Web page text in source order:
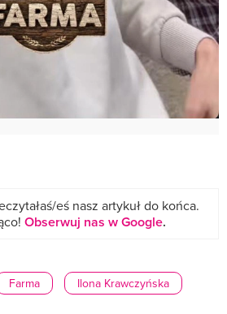
eś nasz artykuł do końca.
Obserwuj nas w Google.
Farma Ilona Krawczyńska